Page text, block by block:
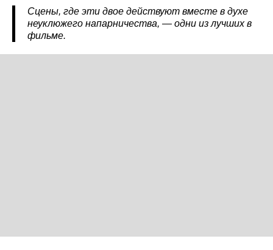
Сцены, где эти двое действуют вместе в духе
неуклюжего напарничества, — одни из лучших в
фильме.